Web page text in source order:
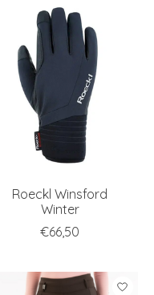
Roeckl Winsford
Winter
€66,50